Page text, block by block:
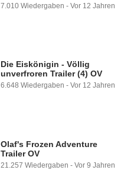
7.010 Wiedergaben - Vor 12 Jahren
Die Eiskönigin - Völlig
unverfroren Trailer (4) OV
6.648 Wiedergaben - Vor 12 Jahren
Olaf's Frozen Adventure
Trailer OV
21.257 Wiedergaben - Vor 9 Jahren